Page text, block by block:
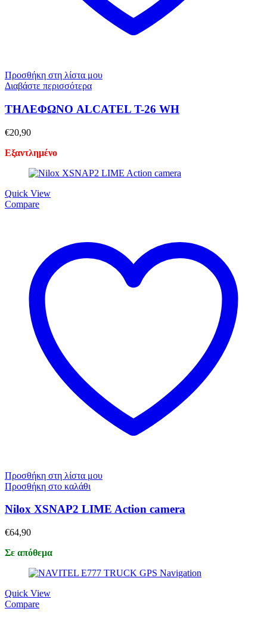
Προσθήκη στη λίστα μου
Διαβάστε περισσότερα
ΤΗΛΕΦΩΝΟ ALCATEL T-26 WH
€20,90
Εξαντλημένο
Quick View
Compare
Προσθήκη στη λίστα μου
Προσθήκη στο καλάθι
Nilox XSNAP2 LIME Action camera
€64,90
Σε απόθεμα
Quick View
Compare